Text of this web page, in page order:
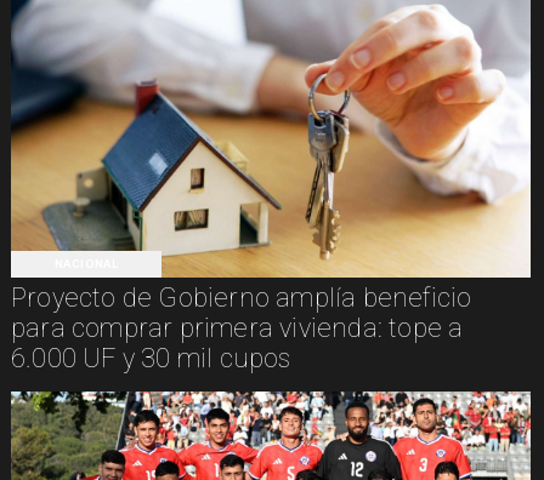
Proyecto de Gobierno amplía beneficio
para comprar primera vivienda: tope a
6.000 UF y 30 mil cupos